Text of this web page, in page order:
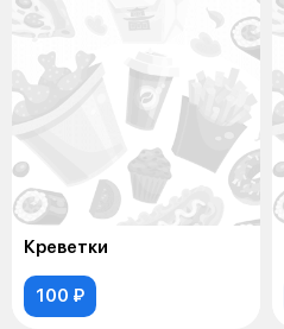
Креветки
100 ₽